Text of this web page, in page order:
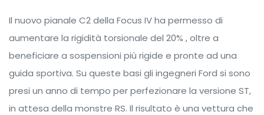
Il nuovo pianale C2 della Focus IV ha permesso di
aumentare la rigidità torsionale del 20% , oltre a
beneficiare a sospensioni più rigide e pronte ad una
guida sportiva. Su queste basi gli ingegneri Ford si sono
presi un anno di tempo per perfezionare la versione ST,
in attesa della monstre RS. Il risultato è una vettura che